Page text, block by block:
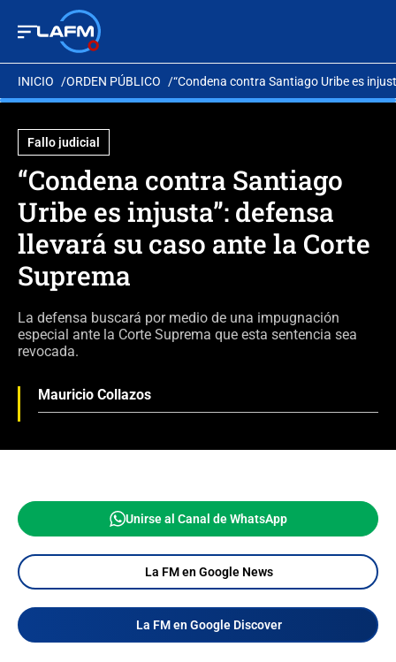
INICIO ORDEN PÚBLICO “Condena contra Santiago Uribe es
Fallo judicial
“Condena contra Santiago
Uribe es injusta”: defensa
llevará su caso ante la Corte
Suprema
La defensa buscará por medio de una impugnación
especial ante la Corte Suprema que esta sentencia sea
revocada.
Mauricio Collazos
Unirse al Canal de WhatsApp
La FM en Google News
La FM en Google Discover